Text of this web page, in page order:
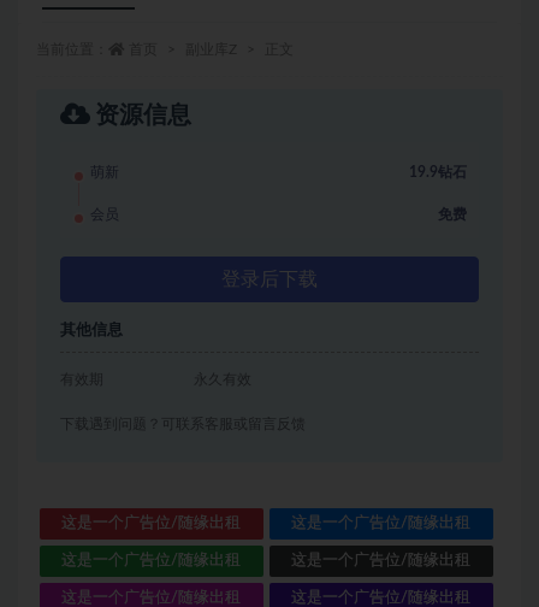
资源信息
萌新 19.9钻石
会员 免费
登录后下载
其他信息
有效期 永久有效
下载遇到问题？可联系客服或留言反馈
这是一个广告位/随缘出租 这是一个广告位/随缘出租
这是一个广告位/随缘出租 这是一个广告位/随缘出租
这是一个广告位/随缘出租 这是一个广告位/随缘出租